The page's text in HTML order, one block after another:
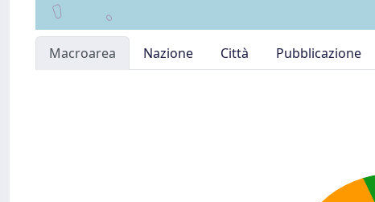
Macroarea Nazione Città Pubblicazione